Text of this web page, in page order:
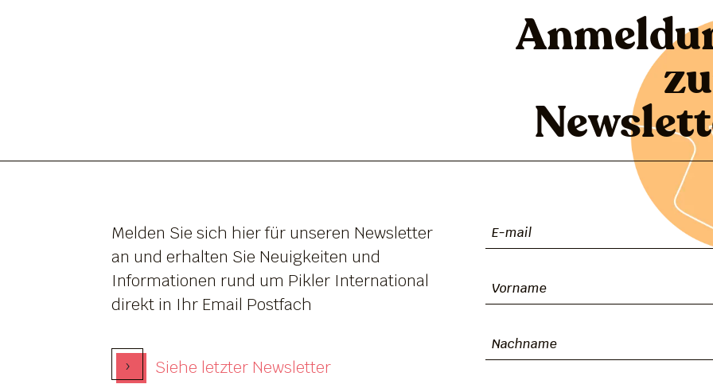
Melden Sie sich hier für unseren Newsletter
an und erhalten Sie Neuigkeiten und
Informationen rund um Pikler International
direkt in Ihr Email Postfach
› Siehe letzter Newsletter